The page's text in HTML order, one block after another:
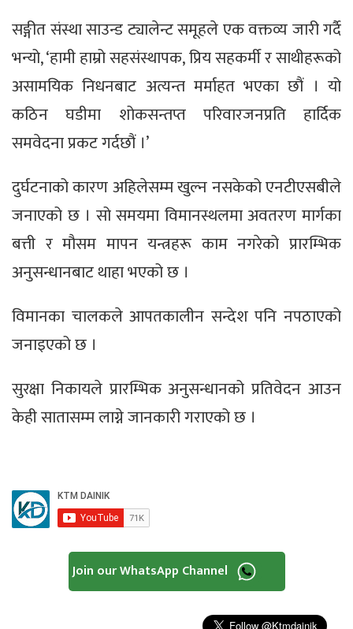
सङ्गीत संस्था साउन्ड ट्यालेन्ट समूहले एक वक्तव्य जारी गर्दै
भन्यो, ‘हामी हाम्रो सहसंस्थापक, प्रिय सहकर्मी र साथीहरूको
असामयिक निधनबाट अत्यन्त मर्माहत भएका छौं । यो
कठिन घडीमा शोकसन्तप्त परिवारजनप्रति हार्दिक
समवेदना प्रकट गर्दछौं ।’
दुर्घटनाको कारण अहिलेसम्म खुल्न नसकेको एनटीएसबीले
जनाएको छ । सो समयमा विमानस्थलमा अवतरण मार्गका
बत्ती र मौसम मापन यन्त्रहरू काम नगरेको प्रारम्भिक
अनुसन्धानबाट थाहा भएको छ ।
विमानका चालकले आपतकालीन सन्देश पनि नपठाएको
जनाइएको छ ।
सुरक्षा निकायले प्रारम्भिक अनुसन्धानको प्रतिवेदन आउन
केही सातासम्म लाग्ने जानकारी गराएको छ ।
Join our WhatsApp Channel